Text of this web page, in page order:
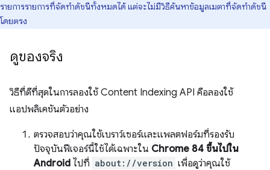
รายการรายการที่จัดทำดัชนีทั้งหมดได้ แต่จะไม่มีวิธีค้นหาข้อมูลเมตาที่จัดทำดัชนี
โดยตรง
ดูของจริง
วิธีที่ดีที่สุดในการลองใช้ Content Indexing API คือลองใช้
แอปพลิเคชันตัวอย่าง
ตรวจสอบว่าคุณใช้เบราว์เซอร์และแพลตฟอร์มที่รองรับ
ปัจจุบันฟีเจอร์นี้ใช้ได้เฉพาะใน Chrome 84 ขึ้นไปใน
Android ไปที่ about://version เพื่อดูว่าคุณใช้